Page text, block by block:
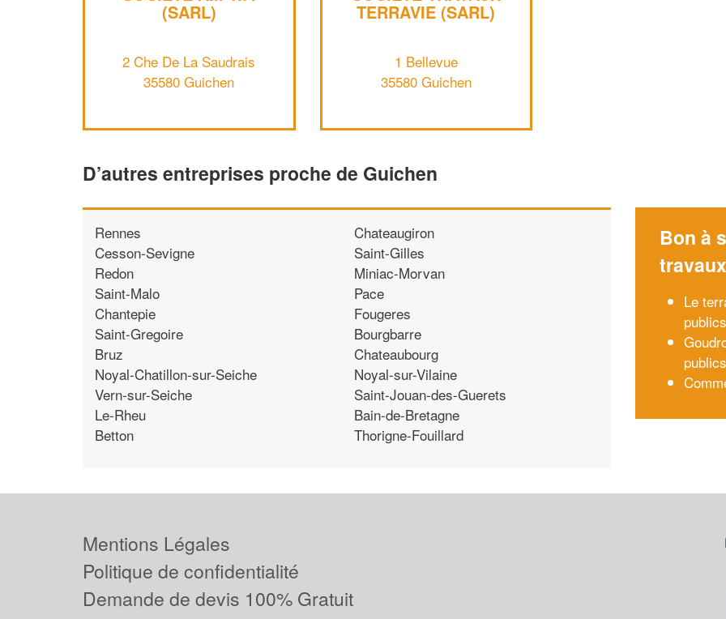
(SARL)
2 Che De La Saudrais
35580 Guichen
TERRAVIE (SARL)
1 Bellevue
35580 Guichen
D’autres entreprises proche de Guichen
Rennes
Cesson-Sevigne
Redon
Saint-Malo
Chantepie
Saint-Gregoire
Bruz
Noyal-Chatillon-sur-Seiche
Vern-sur-Seiche
Le-Rheu
Betton
Chateaugiron
Saint-Gilles
Miniac-Morvan
Pace
Fougeres
Bourgbarre
Chateaubourg
Noyal-sur-Vilaine
Saint-Jouan-des-Guerets
Bain-de-Bretagne
Thorigne-Fouillard
Bon à
travaux
Le
publics
publics
Mentions Légales
Politique de confidentialité
Demande de devis 100% Gratuit